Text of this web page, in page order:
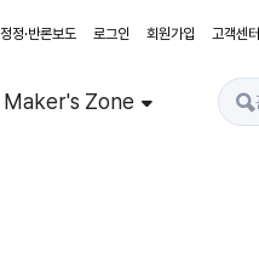
정정·반론보도 로그인 회원가입 고객센터
Maker's Zone